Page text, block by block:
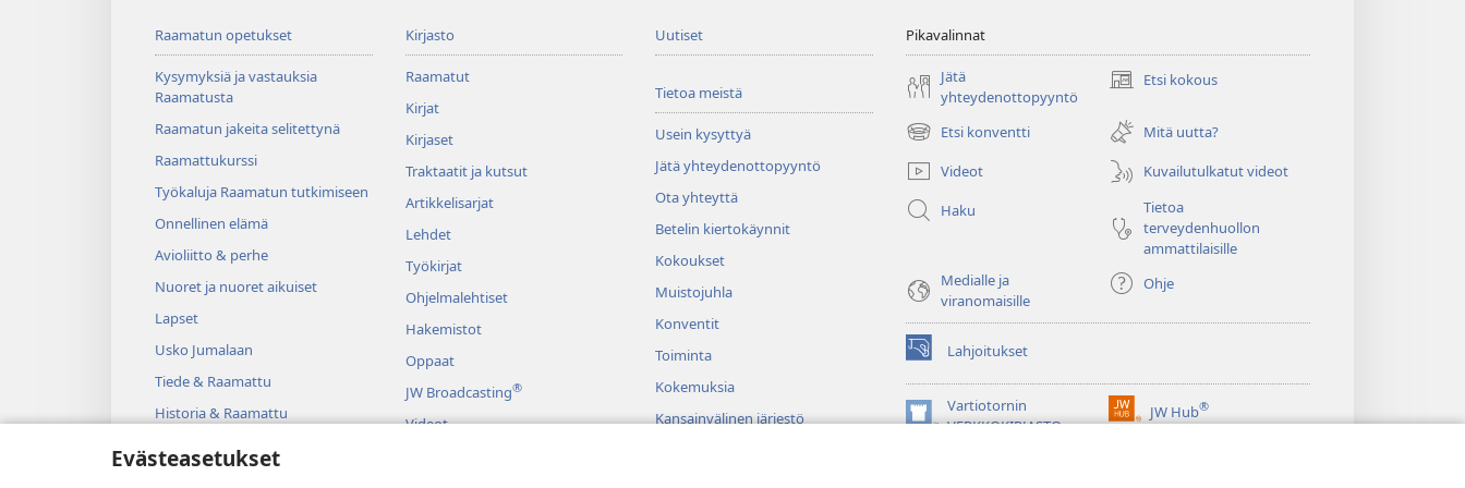
Evästeasetukset
Raamatun opetukset
Kysymyksiä ja vastauksia
Raamatusta
Raamatun jakeita selitettynä
Raamattukurssi
Työkaluja Raamatun tutkimiseen
Onnellinen elämä
Avioliitto & perhe
Nuoret ja nuoret aikuiset
Lapset
Usko Jumalaan
Tiede & Raamattu
Historia & Raamattu
Kirjasto
Raamatut
Kirjat
Kirjaset
Traktaatit ja kutsut
Artikkelisarjat
Lehdet
Työkirjat
Ohjelmalehtiset
Hakemistot
Oppaat
JW Broadcasting®
Videot
Uutiset
Tietoa meistä
Usein kysyttyä
Jätä yhteydenottopyyntö
Ota yhteyttä
Betelin kiertokäynnit
Kokoukset
Muistojuhla
Konventit
Toiminta
Kokemuksia
Kansainvälinen järjestö
Pikavalinnat
Jätä
yhteydenottopyyntö
Etsi kokous
(avaa
ikkunan)
Etsi konventti
(avaa
uuden
ikkunan)
Mitä uutta?
Videot
Kuvailutulkatut videot
Haku
Tietoa
terveydenhuollon
ammattilaisille
Medialle ja
viranomaisille
Ohje
Lahjoitukset
(avaa
uuden
ikkunan)Vartiotornin
VERKKOKIRJASTO
(avaa
JW Hub®
(avaa